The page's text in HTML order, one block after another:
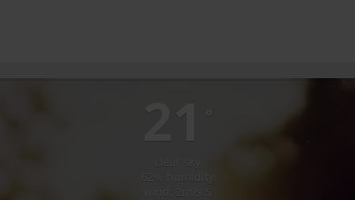
21 °
clear sky
62% humidity
wind: 2m/s S